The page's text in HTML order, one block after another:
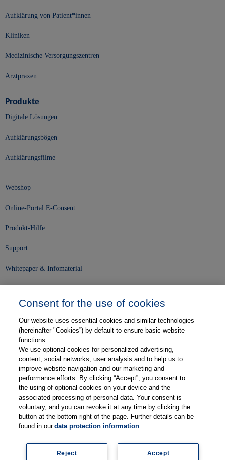
Aufklärung von Patient*innen
Kliniken
Medizinische Versorgungszentren
Arztpraxen
Produkte
Digitale Lösungen
Aufklärungsbögen
Aufklärungsfilme
Webshop
Online-Portal E-Consent
Produkt-Hilfe
Support
Whitepaper & Infomaterial
Karriere
Kontakt
Web-Semniare
Anwenderberichte
Partner
Consent for the use of cookies
Our website uses essential cookies and similar technologies
(hereinafter "Cookies”) by default to ensure basic website
functions.
We use optional cookies for personalized advertising,
content, social networks, user analysis and to help us to
improve website navigation and our marketing and
performance efforts. By clicking “Accept”, you consent to
the using of optional cookies on your device and the
associated processing of personal data. Your consent is
voluntary, and you can revoke it at any time by clicking the
button at the bottom right of the page. Further details can be
found in ourdata protection information.
Accept
Reject